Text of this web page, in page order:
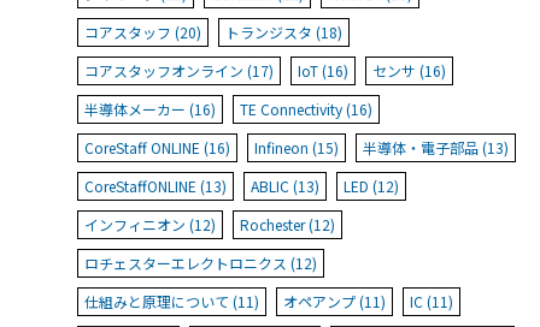
コアスタッフ (20)
トランジスタ (18)
コアスタッフオンライン (17)
IoT (16)
センサ (16)
半導体メーカー (16)
TE Connectivity (16)
CoreStaff ONLINE (16)
Infineon (15)
半導体・電子部品 (13)
CoreStaffONLINE (13)
ABLIC (13)
LED (12)
インフィニオン (12)
Rochester (12)
ロチェスターエレクトロニクス (12)
仕組みと原理について (11)
オペアンプ (11)
IC (11)